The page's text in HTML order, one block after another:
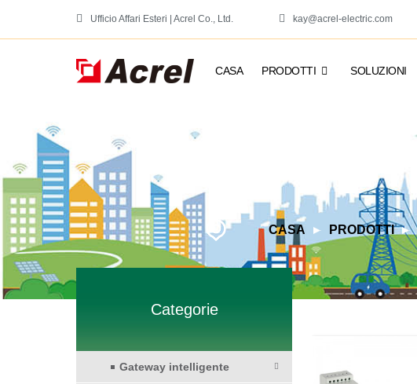
Ufficio Affari Esteri | Acrel Co., Ltd. kay@acrel-electric.com
CASA PRODOTTI SOLUZIONI
CASA PRODOTTI
Categorie
Gateway intelligente